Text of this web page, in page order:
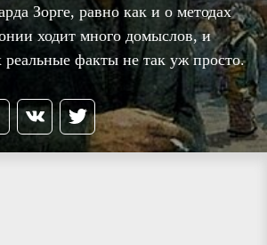
Зорге, равно как и о методах
ходит много домыслов, и
реальные факты не так уж просто.